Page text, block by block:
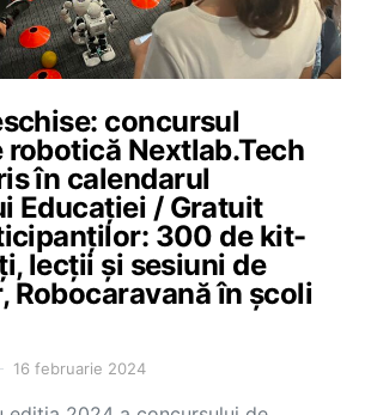
concursul
robotică Nextlab.Tech
în calendarul
Educației / Gratuit
300 de kit-
lecţii şi sesiuni de
Robocaravană în școli
16 februarie 2024